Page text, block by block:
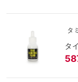
タ
タ